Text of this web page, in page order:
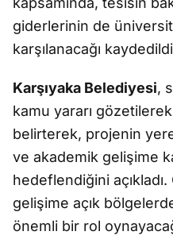
giderlerinin de
karşılanacağı
Karşıyaka Belediyesi,
kamu yararı
belirterek, projenin
ve akademik gelişime
hedeflendiğini
gelişime açık
önemli bir rol